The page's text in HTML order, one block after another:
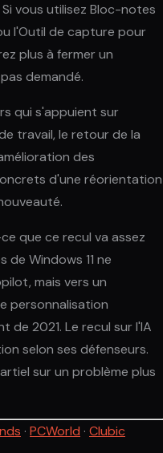
vous utilisez Bloc-notes
l'Outil de capture pour
plus à fermer un
demandé.
qui s'appuient sur
travail, le retour de la
des
d'une réorientation
que ce recul va assez
de Windows 11 ne
mais vers un
personnalisation
2021. Le recul sur l'IA
selon ses défenseurs.
sur un problème plus
· PCWorld · Clubic